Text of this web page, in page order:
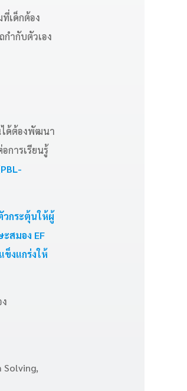
เด็กต้อง
กำกับตัวเอง
ด้ต้องพัฒนา
การเรียนรู้
วกระตุ้นให้ผู้
สมอง EF
ข็งแกร่งให้